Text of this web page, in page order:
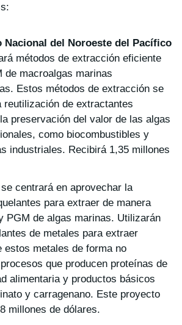
Nacional del Noroeste del Pacífico
métodos de extracción eficiente
de macroalgas marinas
Estos métodos de extracción se
reutilización de extractantes
preservación del valor de las algas
como biocombustibles y
industriales. Recibirá 1,35 millones
se centrará en aprovechar la
para extraer de manera
PGM de algas marinas. Utilizarán
de metales para extraer
estos metales de forma no
que producen proteínas de
alimentaria y productos básicos
y carragenano. Este proyecto
millones de dólares.